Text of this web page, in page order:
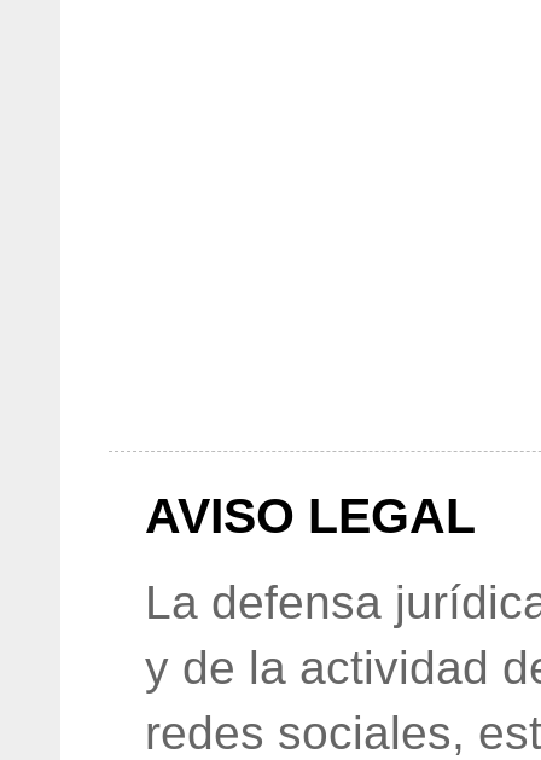
AVISO LEGAL
La defensa
y de la actividad
redes sociales,